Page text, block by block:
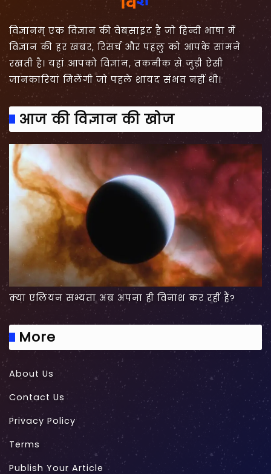
विज्ञानम् एक विज्ञान की वेबसाइट है जो हिन्दी भाषा में
विज्ञान की हर खबर, रिसर्च और पहलु को आपके सामने
रखती है। यहां आपको विज्ञान, तकनीक से जुड़ी ऐसी
जानकारियां मिलेंगी जो पहले शायद संभव नहीं थी।
आज की विज्ञान की खोज
क्या एलियन सभ्यता अब अपना ही विनाश कर रहीं हैं?
More
About Us
Contact Us
Privacy Policy
Terms
Publish Your Article